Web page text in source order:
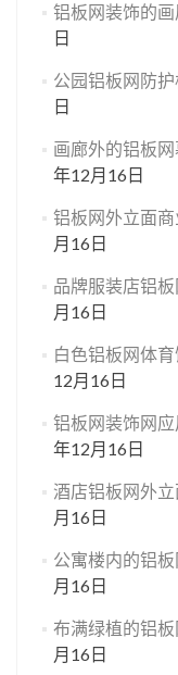
铝板网装饰的画
日
公园铝板网防护
日
画廊外的铝板
年12月16日
铝板网外立面
月16日
品牌服装店铝
月16日
白色铝板网体
12月16日
铝板网装饰网
年12月16日
酒店铝板网外
月16日
公寓楼内的铝
月16日
布满绿植的铝
月16日